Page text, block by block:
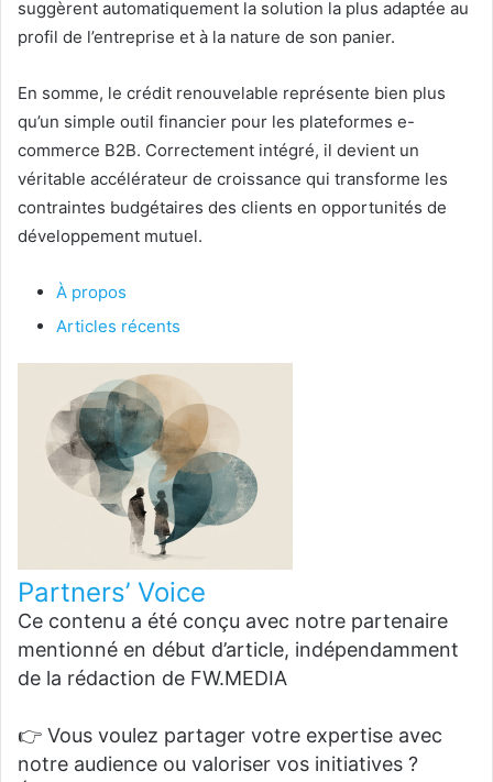
suggèrent automatiquement la solution la plus adaptée au
profil de l’entreprise et à la nature de son panier.
En somme, le crédit renouvelable représente bien plus
qu’un simple outil financier pour les plateformes e-
commerce B2B. Correctement intégré, il devient un
véritable accélérateur de croissance qui transforme les
contraintes budgétaires des clients en opportunités de
développement mutuel.
À propos
Articles récents
Partners’ Voice
Ce contenu a été conçu avec notre partenaire
mentionné en début d’article, indépendamment
de la rédaction de FW.MEDIA
👉 Vous voulez partager votre expertise avec
notre audience ou valoriser vos initiatives ?